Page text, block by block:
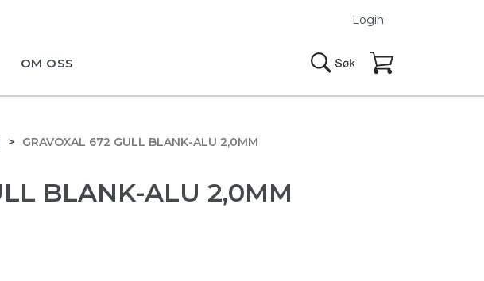
OM OSS
Login
GRAVOXAL 672 GULL BLANK-ALU 2,0MM
BLANK-ALU 2,0MM